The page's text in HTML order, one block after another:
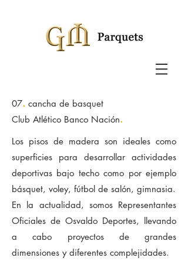
07. cancha de basquet
Club Atlético Banco Nación.
Los pisos de madera son ideales como
superficies para desarrollar actividades
deportivas bajo techo como por ejemplo
básquet, voley, fútbol de salón, gimnasia.
En la actualidad, somos Representantes
Oficiales de Osvaldo Deportes, llevando
a cabo proyectos de grandes
dimensiones y diferentes complejidades.